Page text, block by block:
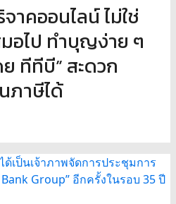
าคออนไลน์ ไม่ใช่
อไป ทำบุญง่าย ๆ
ทีทีบี” สะดวก
ภาษีได้